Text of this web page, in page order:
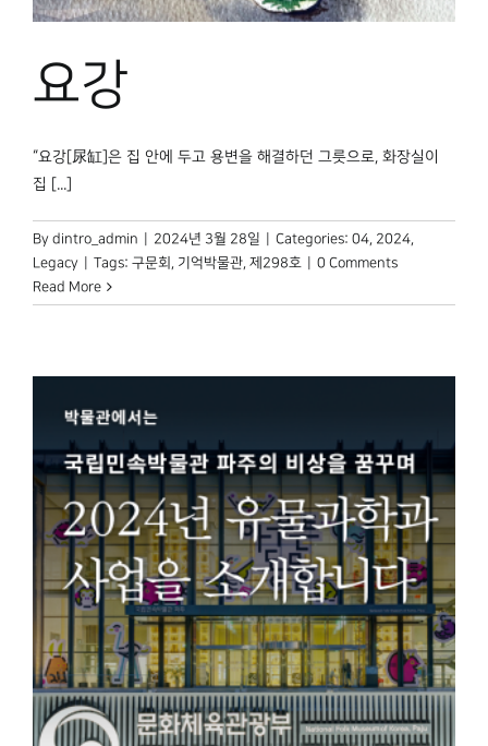
요강
“요강[尿缸]은 집 안에 두고 용변을 해결하던 그릇으로, 화장실이
집 [...]
By dintro_admin 2024년 3월 28일 Categories: 04, 2024,
Legacy
Tags: 구문회 , 기억박물관, 제298호
0 Comments
Read More